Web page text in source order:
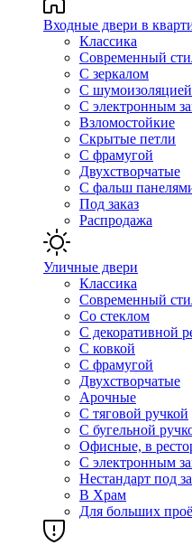
Входные двери в
Классика
Современный
С зеркалом
С шумоизоляцией
С электронным
Взломостойкие
Скрытые петли
С фрамугой
Двухстворчатые
С фальш
Под заказ
Распродажа
Уличные двери
Классика
Современный
Со стеклом
С декоративной
С ковкой
С фрамугой
Двухстворчатые
Арочные
С тяговой ручкой
С бугельной
Офисные, в
С электронным
Нестандарт под
В Храм
Для больших